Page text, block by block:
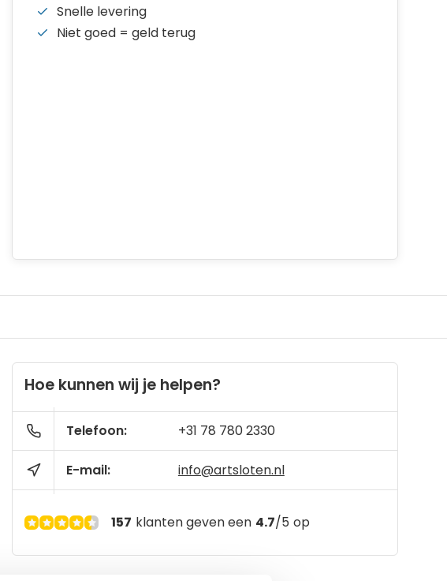
Snelle levering
Niet goed = geld terug
Hoe kunnen wij je helpen?
Telefoon: +31 78 780 2330
E-mail: info@artsloten.nl
157 klanten geven een 4.7/5 op